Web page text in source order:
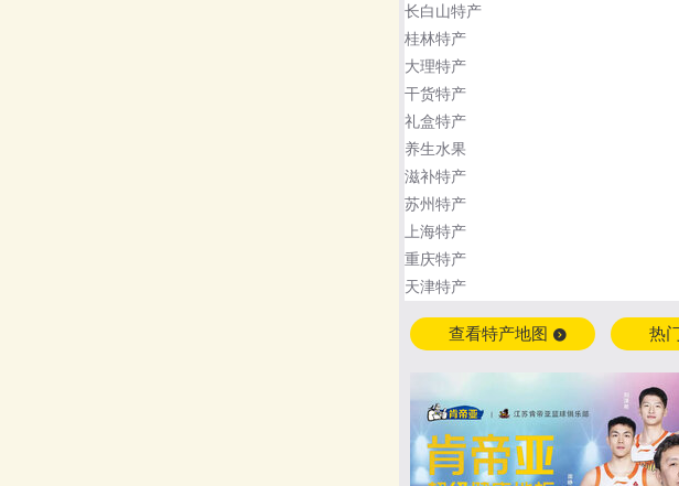
长白山特产
桂林特产
大理特产
干货特产
礼盒特产
养生水果
滋补特产
苏州特产
上海特产
重庆特产
天津特产
查看特产地图 热